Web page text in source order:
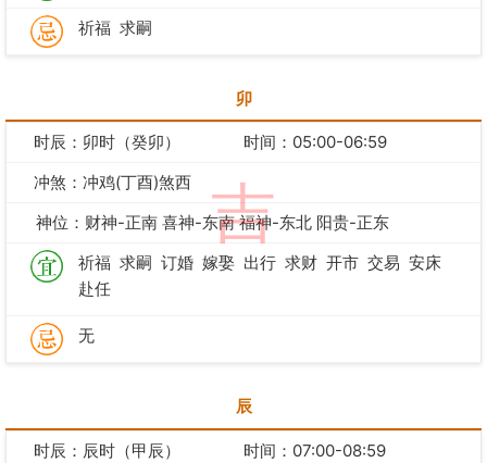
祈福 求嗣
卯
吉
时辰：卯时（癸卯）
时间：05:00-06:59
冲煞：冲鸡(丁酉)煞西
神位：财神-正南 喜神-东南 福神-东北 阳贵-正东
祈福 求嗣 订婚 嫁娶 出行 求财 开市 交易 安床
赴任
无
辰
时辰：辰时（甲辰）
时间：07:00-08:59